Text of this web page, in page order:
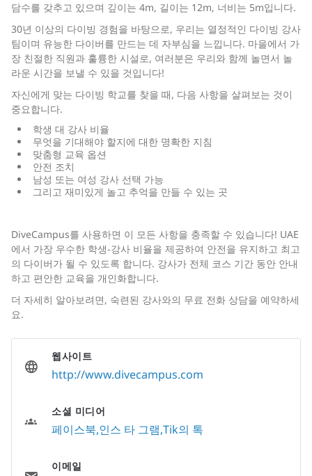
담수를 갖추고 있으며 깊이는 4m, 길이는 12m, 너비는 5m입니다.
30년 이상의 다이빙 경험을 바탕으로, 우리는 열정적인 다이빙 강사
팀이며 유능한 다이버를 만드는 데 자부심을 느낍니다. 마을에서 가
장 친절한 직원과 훌륭한 시설로, 여러분은 우리와 함께 놀면서 놀
라운 시간을 보낼 수 있을 것입니다!
자신에게 맞는 다이빙 학교를 찾을 때, 다음 사항을 살펴보는 것이
중요합니다.
학생 대 강사 비율
무엇을 기대해야 할지에 대한 명확한 지침
맞춤형 교육 옵션
안전 조치
남성 또는 여성 강사 선택 가능
그리고 재미있게 놀고 추억을 만들 수 있는 곳
DiveCampus를 사용하면 이 모든 사항을 충족할 수 있습니다! UAE
에서 가장 우수한 학생-강사 비율을 제공하여 안전을 유지하고 최고
의 다이버가 될 수 있도록 합니다. 강사가 전체 코스 기간 동안 안내
하고 편안한 교육을 개인화합니다.
더 자세히 알아보려면, 숙련된 강사와의 무료 전화 상담을 예약하세
요.
웹사이트
http://www.divecampus.com
소셜 미디어
페이스북 인스 타 그램 Tik의 톡
이메일